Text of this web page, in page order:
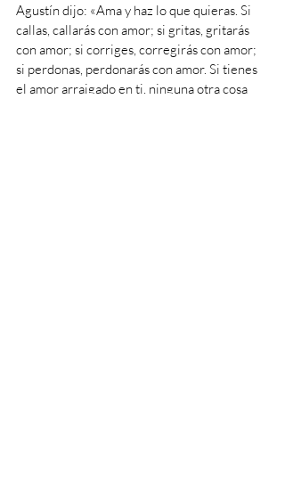
Agustín dijo: «Ama y haz lo que quieras. Si
callas, callarás con amor; si gritas, gritarás
con amor; si corriges, corregirás con amor;
si perdonas, perdonarás con amor. Si tienes
el amor arraigado en ti, ninguna otra cosa